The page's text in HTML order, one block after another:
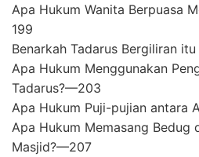
Apa Hukum Wanita Berpuasa
199
Benarkah Tadarus Bergiliran
Apa Hukum Menggunakan
Tadarus?—203
Apa Hukum Puji-pujian antara
Apa Hukum Memasang Bedug
Masjid?—207